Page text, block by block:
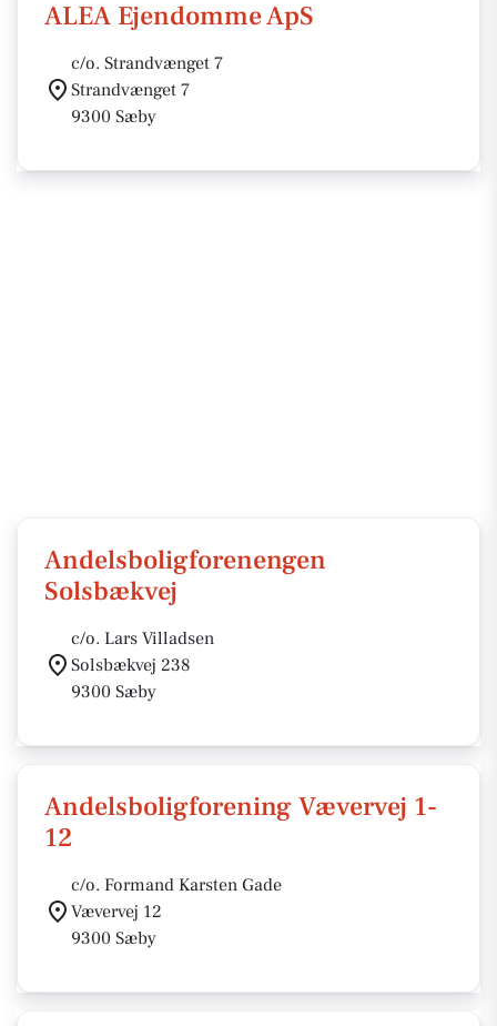
ALEA Ejendomme ApS
c/o. Strandvænget 7
Strandvænget 7
9300 Sæby
Andelsboligforenengen
Solsbækvej
c/o. Lars Villadsen
Solsbækvej 238
9300 Sæby
Andelsboligforening Vævervej 1-
12
c/o. Formand Karsten Gade
Vævervej 12
9300 Sæby